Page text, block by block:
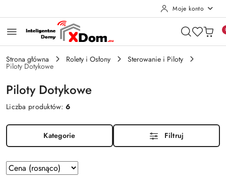
Moje konto
Strona główna Rolety i Osłony Sterowanie i Piloty
Piloty Dotykowe
Piloty Dotykowe
Liczba produktów:6
Kategorie Filtruj
Zastosowano
sortowanie:
Sortuj
według